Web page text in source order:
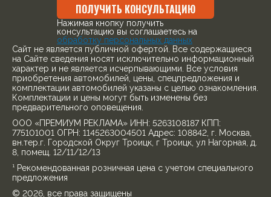
ПОЛУЧИТЬ КОНСУЛЬТАЦИЮ
Нажимая кнопку получить
консультацию вы соглашаетесь на
обработку персональных данных
Cайт не является публичной офертой. Все содержащиеся
на Сайте сведения носят исключительно информационный
характер и не является исчерпывающими. Все условия
приобретения автомобилей, цены, спецпредложения и
комплектации автомобилей указаны с целью ознакомления.
Комплектации и цены могут быть изменены без
предварительного оповещения.
ООО «ПРЕМИУМ РЕКЛАМА» ИНН: 5263108187 КПП:
775101001 ОГРН: 1145263004501 Адрес: 108842, г. Москва,
вн.тер.г. Городской Округ Троицк, г Троицк, ул Нагорная, д.
8, помещ. 12/11/12/13
¹ Рекомендованная розничная цена с учетом специального
предложения
© 2026, все права защищены